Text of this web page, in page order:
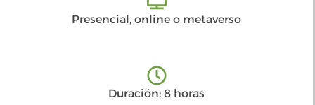
Presencial, online o metaverso
Duración: 8 horas